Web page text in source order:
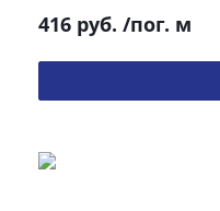
416 руб. /пог. м